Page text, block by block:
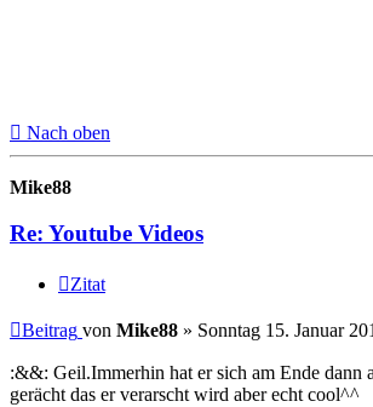
Nach oben
Mike88
Re: Youtube Videos
Zitat
Beitrag von Mike88 » Sonntag 15. Januar
:&&: Geil.Immerhin hat er sich am Ende dann
gerächt das er verarscht wird aber echt cool^^